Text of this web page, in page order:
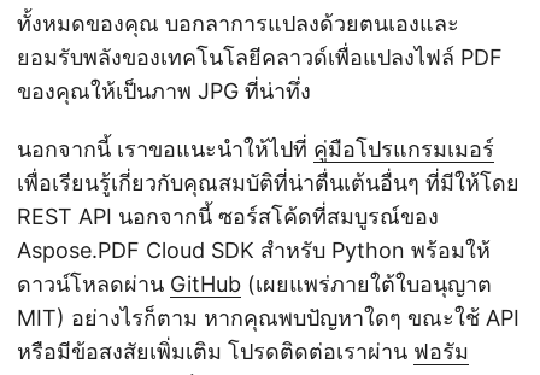
ทั้งหมดของคุณ บอกลาการแปลงด้วยตนเองและ
ยอมรับพลังของเทคโนโลยีคลาวด์เพื่อแปลงไฟล์ PDF
ของคุณให้เป็นภาพ JPG ที่น่าทึ่ง
นอกจากนี้ เราขอแนะนำให้ไปที่ คู่มือโปรแกรมเมอร์
เพื่อเรียนรู้เกี่ยวกับคุณสมบัติที่น่าตื่นเต้นอื่นๆ ที่มีให้โดย
REST API นอกจากนี้ ซอร์สโค้ดที่สมบูรณ์ของ
Aspose.PDF Cloud SDK สำหรับ Python พร้อมให้
ดาวน์โหลดผ่าน GitHub (เผยแพร่ภายใต้ใบอนุญาต
MIT) อย่างไรก็ตาม หากคุณพบปัญหาใดๆ ขณะใช้ API
หรือมีข้อสงสัยเพิ่มเติม โปรดติดต่อเราผ่าน ฟอรัม